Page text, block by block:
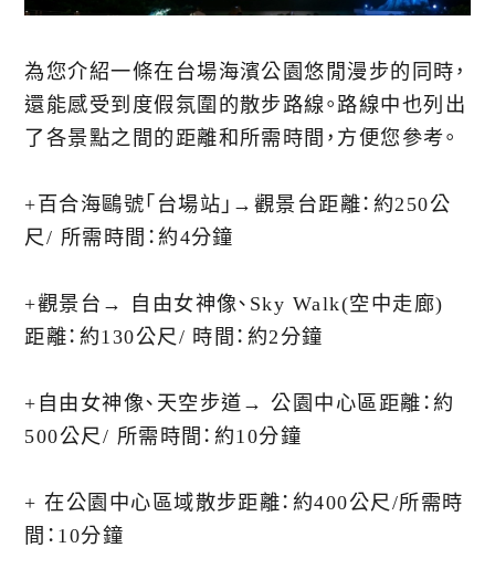
為您介紹一條在台場海濱公園悠閒漫步的同時，
還能感受到度假氛圍的散步路線。路線中也列出
了各景點之間的距離和所需時間，方便您參考。
+︎百合海鷗號「台場站」→觀景台距離：約250公
尺/ 所需時間：約4分鐘
+︎觀景台→ 自由女神像、Sky Walk(空中走廊)
距離：約130公尺/ 時間：約2分鐘
+︎自由女神像、天空步道→ 公園中心區距離：約
500公尺/ 所需時間：約10分鐘
+︎ 在公園中心區域散步距離：約400公尺/所需時
間：10分鐘